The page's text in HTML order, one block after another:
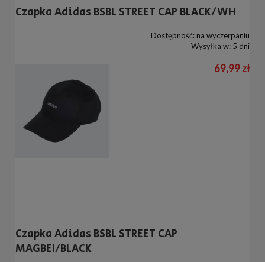
Czapka Adidas BSBL STREET CAP BLACK/WH
Dostępność: na wyczerpaniu
Wysyłka w: 5 dni
69,99 zł
Czapka Adidas BSBL STREET CAP
MAGBEI/BLACK